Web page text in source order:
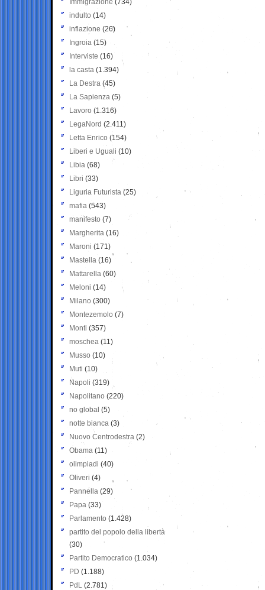
Immigrazione (734)
indulto (14)
inflazione (26)
Ingroia (15)
Interviste (16)
la casta (1.394)
La Destra (45)
La Sapienza (5)
Lavoro (1.316)
LegaNord (2.411)
Letta Enrico (154)
Liberi e Uguali (10)
Libia (68)
Libri (33)
Liguria Futurista (25)
mafia (543)
manifesto (7)
Margherita (16)
Maroni (171)
Mastella (16)
Mattarella (60)
Meloni (14)
Milano (300)
Montezemolo (7)
Monti (357)
moschea (11)
Musso (10)
Muti (10)
Napoli (319)
Napolitano (220)
no global (5)
notte bianca (3)
Nuovo Centrodestra (2)
Obama (11)
olimpiadi (40)
Oliveri (4)
Pannella (29)
Papa (33)
Parlamento (1.428)
partito del popolo della libertà
(30)
Partito Democratico (1.034)
PD (1.188)
PdL (2.781)